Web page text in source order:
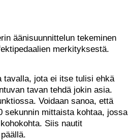
äänisuunnittelun tekeminen
merkityksestä.
tavalla, jota ei itse tulisi ehkä
tavan tehdä jokin asia.
Voidaan sanoa, että
sekunnin mittaista kohtaa, jossa
Siis nautit